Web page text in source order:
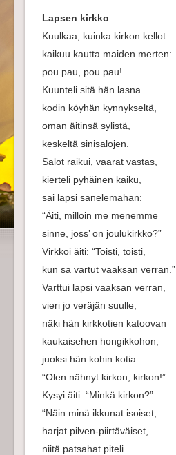
Lapsen kirkko
Kuulkaa, kuinka kirkon kellot
kaikuu kautta maiden merten:
pou pau, pou pau!
Kuunteli sitä hän lasna
kodin köyhän kynnykseltä,
oman äitinsä sylistä,
keskeltä sinisalojen.
Salot raikui, vaarat vastas,
kierteli pyhäinen kaiku,
sai lapsi sanelemahan:
“Äiti, milloin me menemme
sinne, joss’ on joulukirkko?”
Virkkoi äiti: “Toisti, toisti,
kun sa vartut vaaksan verran.”
Varttui lapsi vaaksan verran,
vieri jo veräjän suulle,
näki hän kirkkotien katoovan
kaukaisehen hongikkohon,
juoksi hän kohin kotia:
“Olen nähnyt kirkon, kirkon!”
Kysyi äiti: “Minkä kirkon?”
“Näin minä ikkunat isoiset,
harjat pilven-piirtäväiset,
niitä patsahat piteli